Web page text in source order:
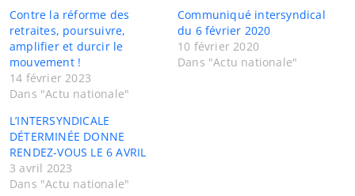
Contre la réforme des
retraites, poursuivre,
amplifier et durcir le
mouvement !
14 février 2023
Dans "Actu nationale"
Communiqué intersyndical
du 6 février 2020
10 février 2020
Dans "Actu nationale"
L’INTERSYNDICALE
DÉTERMINÉE DONNE
RENDEZ-VOUS LE 6 AVRIL
3 avril 2023
Dans "Actu nationale"